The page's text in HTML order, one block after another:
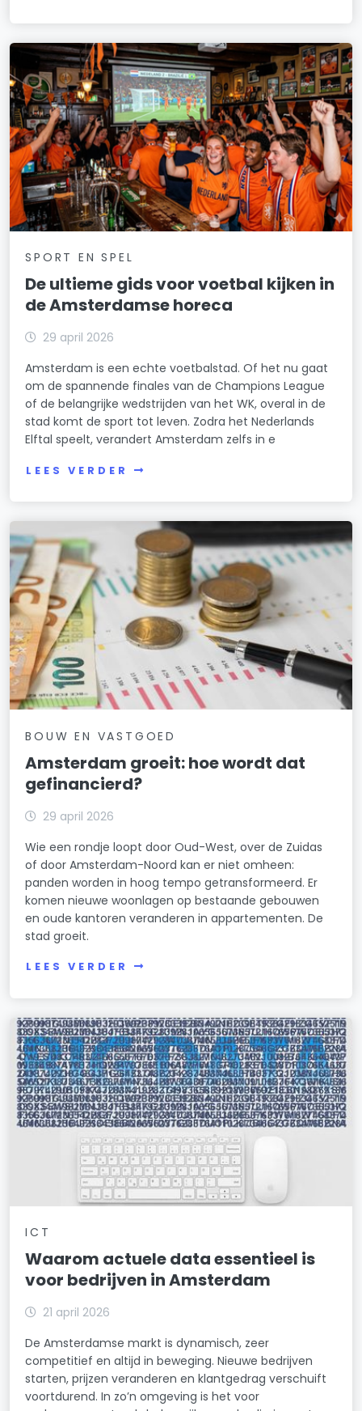
SPORT EN SPEL
De ultieme gids voor voetbal kijken in
de Amsterdamse horeca
29 april 2026
Amsterdam is een echte voetbalstad. Of het nu gaat
om de spannende finales van de Champions League
of de belangrijke wedstrijden van het WK, overal in de
stad komt de sport tot leven. Zodra het Nederlands
Elftal speelt, verandert Amsterdam zelfs in e
LEES VERDER
BOUW EN VASTGOED
Amsterdam groeit: hoe wordt dat
gefinancierd?
29 april 2026
Wie een rondje loopt door Oud-West, over de Zuidas
of door Amsterdam-Noord kan er niet omheen:
panden worden in hoog tempo getransformeerd. Er
komen nieuwe woonlagen op bestaande gebouwen
en oude kantoren veranderen in appartementen. De
stad groeit.
LEES VERDER
ICT
Waarom actuele data essentieel is
voor bedrijven in Amsterdam
21 april 2026
De Amsterdamse markt is dynamisch, zeer
competitief en altijd in beweging. Nieuwe bedrijven
starten, prijzen veranderen en klantgedrag verschuift
voortdurend. In zo’n omgeving is het voor